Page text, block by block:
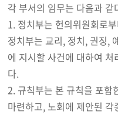
각 부서의 임무는 다음과 같
1. 정치부는 헌의위원회로
정치부는 교리, 정치, 권징,
에 지시할 사건에 대하여
다.
2. 규칙부는 본 규칙을 포함
마련하고, 노회에 제안된